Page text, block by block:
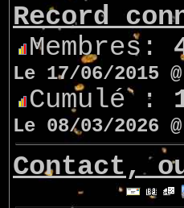
Record
Membres:
Le 17/06/2015
Cumulé :
Le 08/03/2026
Contact,